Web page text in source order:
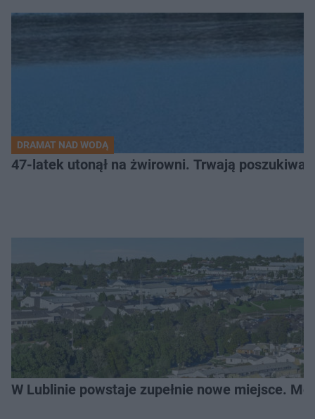
DRAMAT NAD WODĄ
47-latek utonął na żwirowni. Trwają
W Lublinie powstaje zupełnie nowe miejsce.